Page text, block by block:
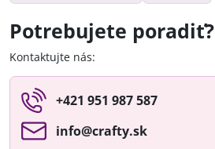
Potrebujete poradiť?
Kontaktujte nás:
+421 951 987 587
info​@crafty​.sk